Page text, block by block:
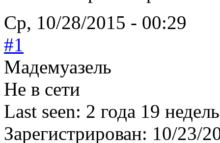
Ср, 10/28/2015 - 00:29
#1
Мадемуазель
Не в сети
Last seen: 2 года 19
Зарегистрирован: 10/23/